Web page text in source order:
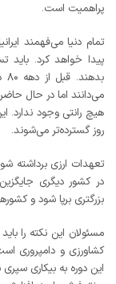
پراهمیت است.
تمام دنیا می‌فهمند
پیدا خواهد کرد. باید
می‌دانند اما در حال
هیچ رانتی وجود ندارد.
روز گسترده‌تر می‌شوند.
تعهدات ارزی برداشته
در کشور دیگری جایگزین
بزرگتری برپا شود و
مسئولان این نکته را
کشاورزی و دامپروری
این دوره به بیکاری